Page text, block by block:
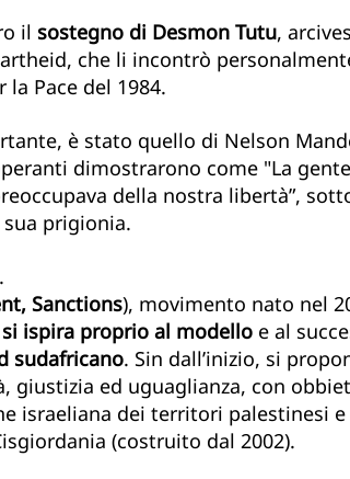
il sostegno di Desmon Tutu,
che li incontrò
Pace del 1984.
è stato quello di Nelson
dimostrarono come "La
della nostra libertà”,
prigionia.
riporta al
Sanctions), movimento nato nel
si ispira proprio al modello e al
sudafricano. Sin dall’inizio, si
giustizia ed uguaglianza, con
israeliana dei territori palestinesi e
(costruito dal 2002).